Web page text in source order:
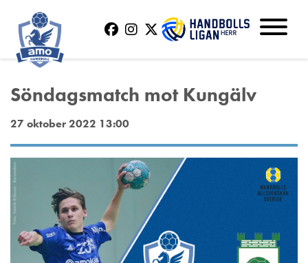
Söndagsmatch mot Kungälv
27 oktober 2022 13:00